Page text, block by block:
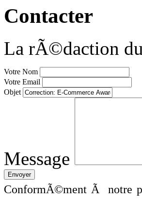
Contacter
La rÃ©daction
Votre Nom
Votre Email
Objet
Message
ConformÃ©ment Ã notre